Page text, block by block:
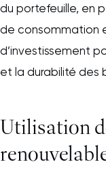
du portefeuille, en
de consommation
d’investissement
et la durabilité des
Utilisation